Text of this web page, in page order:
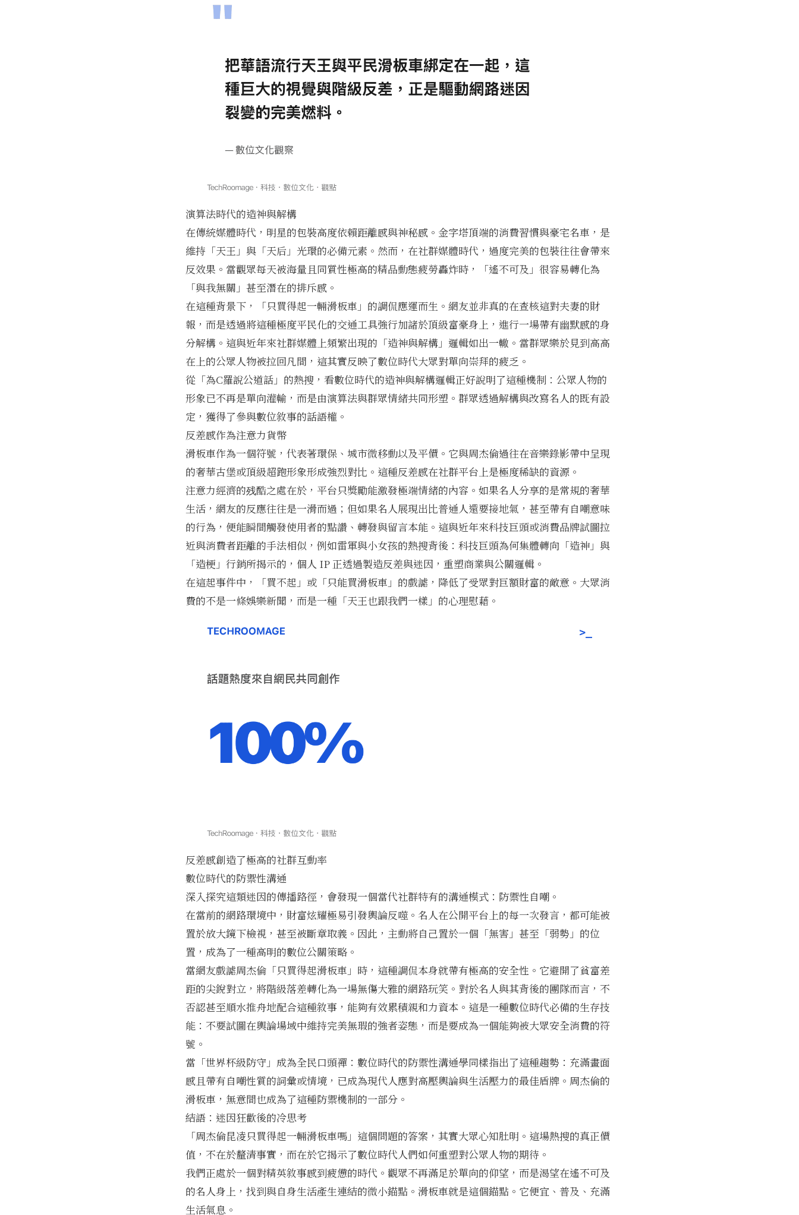
演算法時代的造神與解構
在傳統媒體時代，明星的包裝高度依賴距離感與神秘感。金字塔頂端的消費習慣與豪宅名車，是
維持「天王」與「天后」光環的必備元素。然而，在社群媒體時代，過度完美的包裝往往會帶來
反效果。當觀眾每天被海量且同質性極高的精品動態疲勞轟炸時，「遙不可及」很容易轉化為
「與我無關」甚至潛在的排斥感。
在這種背景下，「只買得起一輛滑板車」的調侃應運而生。網友並非真的在查核這對夫妻的財
報，而是透過將這種極度平民化的交通工具強行加諸於頂級富豪身上，進行一場帶有幽默感的身
分解構。這與近年來社群媒體上頻繁出現的「造神與解構」邏輯如出一轍。當群眾樂於見到高高
在上的公眾人物被拉回凡間，這其實反映了數位時代大眾對單向崇拜的疲乏。
從「為C羅說公道話」的熱搜，看數位時代的造神與解構邏輯正好說明了這種機制：公眾人物的
形象已不再是單向灌輸，而是由演算法與群眾情緒共同形塑。群眾透過解構與改寫名人的既有設
定，獲得了參與數位敘事的話語權。
反差感作為注意力貨幣
滑板車作為一個符號，代表著環保、城市微移動以及平價。它與周杰倫過往在音樂錄影帶中呈現
的奢華古堡或頂級超跑形象形成強烈對比。這種反差感在社群平台上是極度稀缺的資源。
注意力經濟的残酷之處在於，平台只獎勵能激發極端情緒的內容。如果名人分享的是常規的奢華
生活，網友的反應往往是一滑而過；但如果名人展現出比普通人還要接地氣，甚至帶有自嘲意味
的行為，便能瞬間觸發使用者的點讚、轉發與留言本能。這與近年來科技巨頭或消費品牌試圖拉
近與消費者距離的手法相似，例如雷軍與小女孩的熱搜背後：科技巨頭為何集體轉向「造神」與
「造梗」行銷所揭示的，個人 IP 正透過製造反差與迷因，重塑商業與公關邏輯。
在這起事件中，「買不起」或「只能買滑板車」的戲謔，降低了受眾對巨額財富的敵意。大眾消
費的不是一條娛樂新聞，而是一種「天王也跟我們一樣」的心理慰藉。
反差感創造了極高的社群互動率
數位時代的防禦性溝通
深入探究這類迷因的傳播路徑，會發現一個當代社群特有的溝通模式：防禦性自嘲。
在當前的網路環境中，財富炫耀極易引發輿論反噬。名人在公開平台上的每一次發言，都可能被
置於放大鏡下檢視，甚至被斷章取義。因此，主動將自己置於一個「無害」甚至「弱勢」的位
置，成為了一種高明的數位公關策略。
當網友戲謔周杰倫「只買得起滑板車」時，這種調侃本身就帶有極高的安全性。它避開了貧富差
距的尖銳對立，將階級落差轉化為一場無傷大雅的網路玩笑。對於名人與其背後的團隊而言，不
否認甚至順水推舟地配合這種敘事，能夠有效累積親和力資本。這是一種數位時代必備的生存技
能：不要試圖在輿論場域中維持完美無瑕的強者姿態，而是要成為一個能夠被大眾安全消費的符
號。
當「世界杯級防守」成為全民口頭禪：數位時代的防禦性溝通學同樣指出了這種趨勢：充滿畫面
感且帶有自嘲性質的詞彙或情境，已成為現代人應對高壓輿論與生活壓力的最佳盾牌。周杰倫的
滑板車，無意間也成為了這種防禦機制的一部分。
結語：迷因狂歡後的冷思考
「周杰倫昆凌只買得起一輛滑板車嗎」這個問題的答案，其實大眾心知肚明。這場熱搜的真正價
值，不在於釐清事實，而在於它揭示了數位時代人們如何重塑對公眾人物的期待。
我們正處於一個對精英敘事感到疲憊的時代。觀眾不再滿足於單向的仰望，而是渴望在遙不可及
的名人身上，找到與自身生活產生連結的微小錨點。滑板車就是這個錨點。它便宜、普及、充滿
生活氣息。